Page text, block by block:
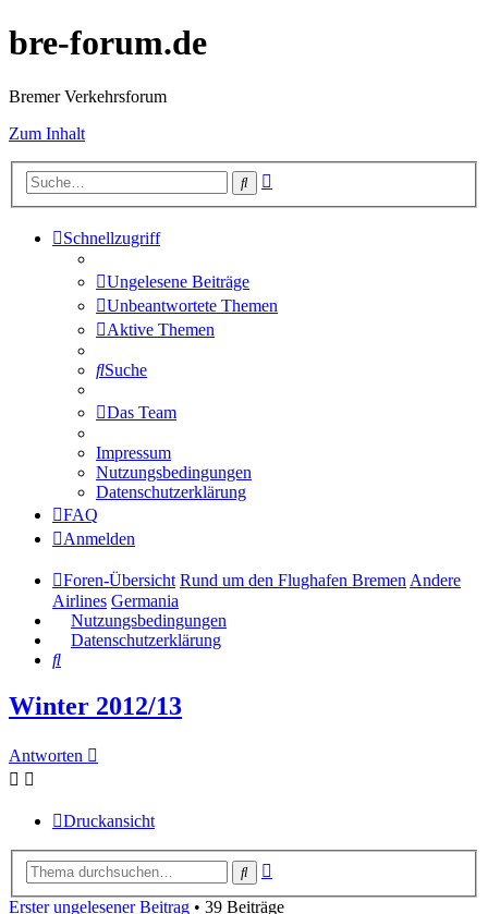
bre-forum.de
Bremer Verkehrsforum
Zum Inhalt
Suche
Schnellzugriff
Ungelesene Beiträge
Unbeantwortete Themen
Aktive Themen
Suche
Das Team
Impressum
Nutzungsbedingungen
Datenschutzerklärung
FAQ
Anmelden
Foren-Übersicht Rund um den Flughafen BremenAndere
Airlines Germania
Nutzungsbedingungen
Datenschutzerklärung
Suche
Winter 2012/13
Antworten
Druckansicht
Suche
Erster ungelesener Beitrag • 39 Beiträge